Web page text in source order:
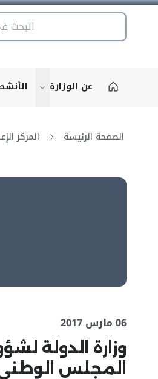
عن الوزارة "More"
الصفحة الرئيسة المركز
06 مارس 2017
وزارة الدولة
المجلس